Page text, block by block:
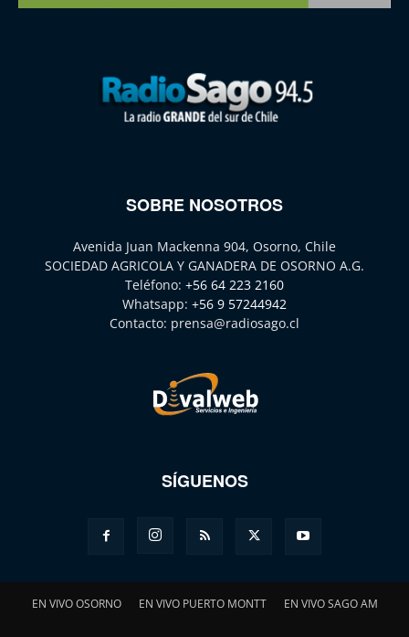
SOBRE NOSOTROS
Avenida Juan Mackenna 904, Osorno, Chile
SOCIEDAD AGRICOLA Y GANADERA DE OSORNO A.G.
Teléfono: +56 64 223 2160
Whatsapp: +56 9 57244942
Contacto: prensa@radiosago.cl
SÍGUENOS
EN VIVO OSORNO EN VIVO PUERTO MONTT EN VIVO SAGO AM